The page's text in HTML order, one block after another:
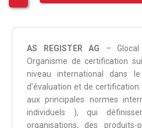
AS REGISTER AG – Glocal
Organisme de certification
niveau international dans
d’évaluation et de
aux principales normes
individuels ), qui
organisations, des produits-